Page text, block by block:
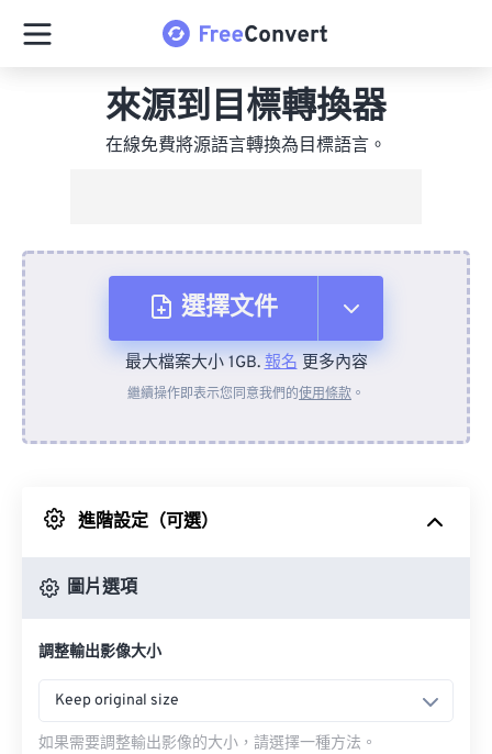
來源到目標轉換器
在線免費將源語言轉換為目標語言。
選擇文件
來自裝置
來自 Google 雲端硬碟
最大檔案大小 1GB.報名更多內容
繼續操作即表示您同意我們的使用條款 。
進階設定（可選）
圖片選項
調整輸出影像大小
Keep original size
如果需要調整輸出影像的大小，請選擇一種方法。